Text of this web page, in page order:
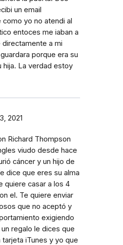
un email
yo no atendi al
entoces me iaban a
a mi
porque era su
hija. La verdad estoy
2021
Richard Thompson
viudo desde hace
cáncer y un hijo de
dice que eres su alma
quiere casar a los 4
el. Te quiere enviar
que no aceptó y
exigiendo
regalo le dices que
iTunes y yo que